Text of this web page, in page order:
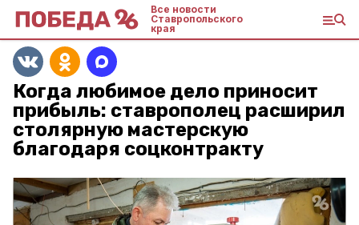
Все новости
Ставропольского
края
Когда любимое дело приносит
прибыль: ставрополец расширил
столярную мастерскую
благодаря соцконтракту